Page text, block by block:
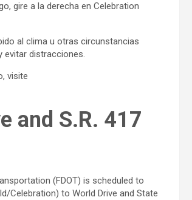
gire a la derecha en Celebration
al clima u otras circunstancias
evitar distracciones.
visite
and S.R. 417
(FDOT) is scheduled to
Celebration) to World Drive and State